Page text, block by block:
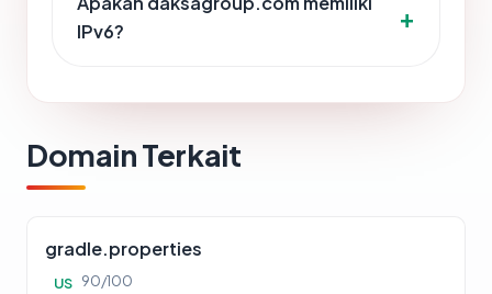
IPv6?
Domain Terkait
gradle.properties
US 90/100